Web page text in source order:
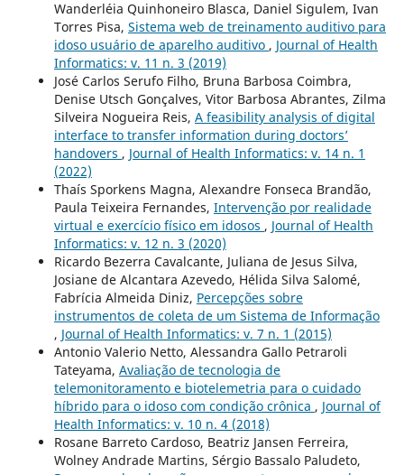
Wanderléia Quinhoneiro Blasca, Daniel Sigulem, Ivan
Torres Pisa, Sistema web de treinamento auditivo para
idoso usuário de aparelho auditivo , Journal of Health
Informatics: v. 11 n. 3 (2019)
José Carlos Serufo Filho, Bruna Barbosa Coimbra,
Denise Utsch Gonçalves, Vitor Barbosa Abrantes, Zilma
Silveira Nogueira Reis, A feasibility analysis of digital
interface to transfer information during doctors’
handovers , Journal of Health Informatics: v. 14 n. 1
(2022)
Thaís Sporkens Magna, Alexandre Fonseca Brandão,
Paula Teixeira Fernandes, Intervenção por realidade
virtual e exercício físico em idosos , Journal of Health
Informatics: v. 12 n. 3 (2020)
Ricardo Bezerra Cavalcante, Juliana de Jesus Silva,
Josiane de Alcantara Azevedo, Hélida Silva Salomé,
Fabrícia Almeida Diniz, Percepções sobre
instrumentos de coleta de um Sistema de Informação
, Journal of Health Informatics: v. 7 n. 1 (2015)
Antonio Valerio Netto, Alessandra Gallo Petraroli
Tateyama, Avaliação de tecnologia de
telemonitoramento e biotelemetria para o cuidado
híbrido para o idoso com condição crônica , Journal of
Health Informatics: v. 10 n. 4 (2018)
Rosane Barreto Cardoso, Beatriz Jansen Ferreira,
Wolney Andrade Martins, Sérgio Bassalo Paludeto,